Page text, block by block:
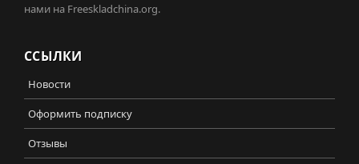
нами на Freeskladchina.org.
ССЫЛКИ
Новости
Оформить подписку
Отзывы